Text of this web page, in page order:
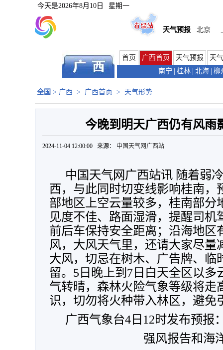
今天是2026年8月10日 星期一
天气预报 北京
首页 广西首页 天气预报
天
南宁
桂林 北海 柳
全国 > 广西 > 广西首页 > 天气形势
今晚到明天广西仍有风雨
2024-11-04 12:00:00 来源： 中国天气网广西站
中国天气网广西站讯 随着弱
西， 与此同时切变线影响桂南，
部地区上空云量较多，桂南部分
见度不佳、路面湿滑，提醒司机
前后车保持安全距离； 沿海地区
风，大风天气里，还请大家尽量
大风，切忌在树木、广告牌、临
留。 5日晚上到7日白天全区以多
气转晴，森林火险气象等级将走
识，切勿将火种带入林区，避免
广西气象台4日12时发布预报
强风报告和海